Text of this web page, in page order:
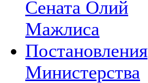
Сената Олий
Мажлиса
Постановления
Министерства